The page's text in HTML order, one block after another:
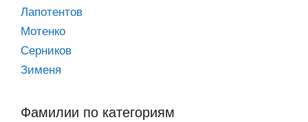
Лапотентов
Мотенко
Серников
Зименя
Фамилии по категориям